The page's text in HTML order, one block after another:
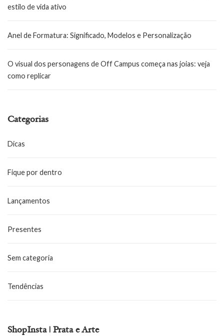
estilo de vida ativo
Anel de Formatura: Significado, Modelos e Personalização
O visual dos personagens de Off Campus começa nas joias: veja
como replicar
Categorias
Dicas
Fique por dentro
Lançamentos
Presentes
Sem categoria
Tendências
ShopInsta | Prata e Arte